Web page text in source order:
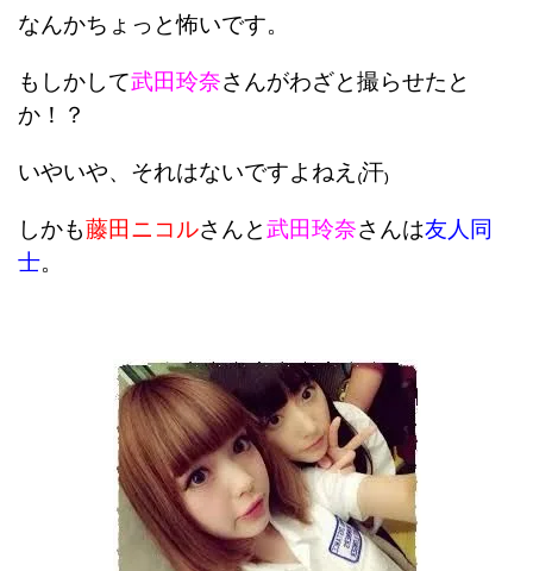
なんかちょっと怖いです。
もしかして武田玲奈さんがわざと撮らせたと
か！？
いやいや、それはないですよねえ₍汗₎
しかも藤田ニコルさんと武田玲奈さんは友人同
士。